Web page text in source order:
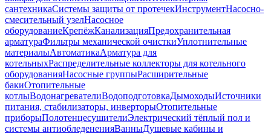
сантехникаСистемы защиты от протечекИнструментНасосно-
смесительный узелНасосное
оборудованиеКрепёжКанализацияПредохранительная
арматураФильтры механической очисткиУплотнительные
материалыАвтоматикаАрматура для
котельныхРаспределительные коллекторы для котельного
оборудованияНасосные группыРасширительные
бакиОтопительные
котлыВодонагревателиВодоподготовкаДымоходыИсточники
питания, стабилизаторы, инверторыОтопительные
приборыПолотенцесушителиЭлектрический тёплый пол и
системы антиобледененияВанныДушевые кабины и